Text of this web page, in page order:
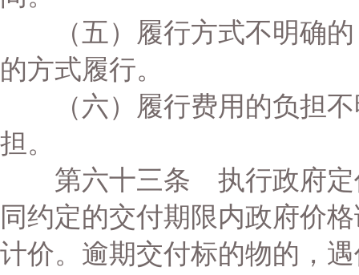
（五）履行方式不明确的
的方式履行。
（六）履行费用的负担不
担。
第六十三条 执行政府定
同约定的交付期限内政府价
计价。逾期交付标的物的，